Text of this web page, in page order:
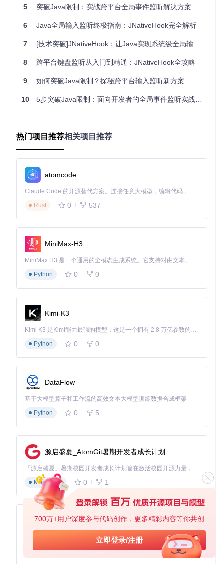
700万+用户深度参与代码创作，更多精彩内容等你共创
立即登录/注册
通过平台特定的原生代码（C语言实现）创建底层系统钩子，
直接捕获操作系统的原始输入事件。在Windows系统中使用
tWindowsHookExAPI，在Linux通过X11事件监听，在macOS
则利用Quartz Event Services。
按键代码标准化（统一不同平台的键码表示）
型。GlobalScreen类作为核心入口，管理钩子生命周期并协调
事件分发。
三、从零开始的全局监听实现：企业级应用开发
指南
3.1 环境配置与依赖管理
通过Maven引入JNativeHook依赖：
<artifactId
<version
</dependency>
git clone
cd jnativehook
3.2 基础监听功能实现
创建全局键盘监听器的完整示例：
import
import
import
import
public class
public static void main(String[] args) {
try {
// 初始化全局钩子
            GlobalScreen.registerNativeHook();
(NativeHookException ex) {
            System.err.println(
"注册钩子失败: " +
5 突破Java限制：实战跨平台全局事件监听解决方案
6 Java全局输入监听终极指南：JNativeHook完全解析
7 [技术突破]JNativeHook：让Java实现系统级全局输入监听
8 跨平台键盘监听从入门到精通：JNativeHook全攻略
9 如何突破Java限制？探秘跨平台输入监听新方案
10 5步突破Java限制：面向开发者的全局事件监听实战指南
热门项目推荐相关项目推荐
atomcode
Claude Code 的开源替代方案。连接任意大模型，编辑代码，运行命令，自动验证 — 全自动执行。用 Rust 构建，极致性能。 ｜ An open-source alternative to Claude Code. Connect any LLM, edit code, run commands, and verify changes — autonomously. Built in Rust for speed. Get Started
Rust
0 537
MiniMax-H3
MiniMax H3 是一个通用的全模态生成系统。它支持对由文本、图像、视频和音频组成的多模态上下文进行统一理解，并能生成分辨率高达 2K、时长可达 15 秒的带原生立体声音频的视频。得益于面向任务泛化的系统设计，H3 在预训练阶段就已具备广泛的多模态上下文理解与生成能力，能够出色地执行复杂的多模态指令。
Python
0 0
Kimi-K3
Kimi K3 是Kimi能力最强的模型：这是一个拥有 2.8 万亿参数的混合专家（MoE）模型，具备原生视觉理解能力，并支持 100 万 token 的上下文窗口。
Python
0 0
DataFlow
基于大模型算子和工作流的高效文本大模型训练数据合成框架
Python
0 5
源启盛夏_AtomGit暑期开发者成长计划
「源启盛夏」暑期校园开发者成长计划旨在激活校园开源力量，通过积分激励、认证扶持、资源倾斜等形式，引导高校组织和开发者完成「入驻 — 建项目 — 做贡献 — 获认证 — 得资源」的完整闭环。无论你是想带领社团入驻平台的组织者，还是希望用代码贡献证明自己的开发者，都能在这里找到属于你的成长路径。
Markdown
0 1
py-xiaozhi
基于Python的Xiaozhi AI，适用于想要完整Xiaozhi体验而无需拥有专用硬件的用户。
Python
0 1